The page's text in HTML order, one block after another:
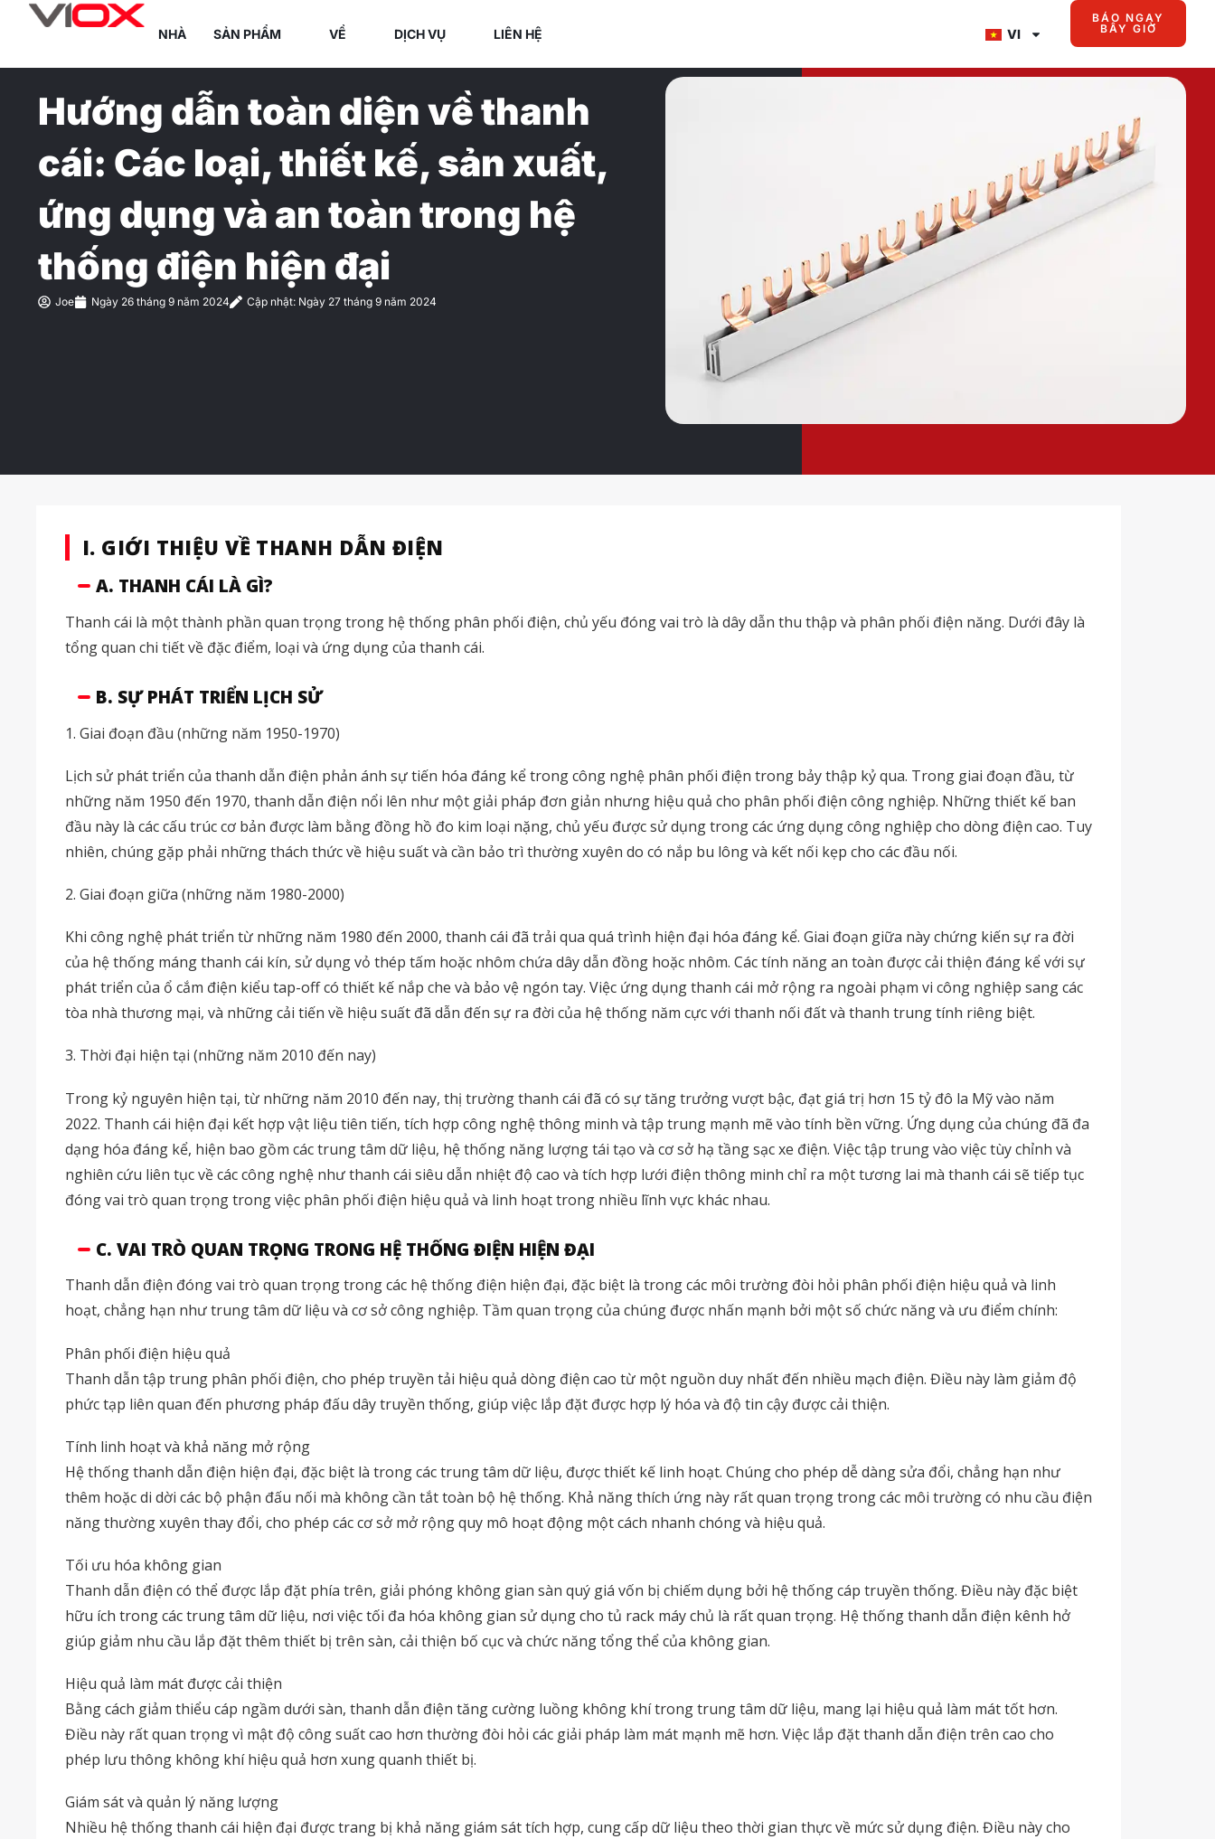
Chuyển
nội
NHÀ SẢN PHẨM VỀ DỊCH VỤ LIÊN HỆ VI
BÁO NGAY
BÂY GIỜ
Hướng dẫn toàn diện về thanh
cái: Các loại, thiết kế, sản xuất,
ứng dụng và an toàn trong hệ
thống điện hiện đại
Joe Ngày 26 tháng 9 năm 2024 Cập nhật: Ngày 27 tháng 9 năm 2024
I. GIỚI THIỆU VỀ THANH DẪN ĐIỆN
A. THANH CÁI LÀ GÌ?
Thanh cái là một thành phần quan trọng trong hệ thống phân phối điện, chủ yếu đóng vai trò là dây dẫn thu thập và phân phối điện năng. Dưới đây là
tổng quan chi tiết về đặc điểm, loại và ứng dụng của thanh cái.
B. SỰ PHÁT TRIỂN LỊCH SỬ
1. Giai đoạn đầu (những năm 1950-1970)
Lịch sử phát triển của thanh dẫn điện phản ánh sự tiến hóa đáng kể trong công nghệ phân phối điện trong bảy thập kỷ qua. Trong giai đoạn đầu, từ
những năm 1950 đến 1970, thanh dẫn điện nổi lên như một giải pháp đơn giản nhưng hiệu quả cho phân phối điện công nghiệp. Những thiết kế ban
đầu này là các cấu trúc cơ bản được làm bằng đồng hồ đo kim loại nặng, chủ yếu được sử dụng trong các ứng dụng công nghiệp cho dòng điện cao. Tuy
nhiên, chúng gặp phải những thách thức về hiệu suất và cần bảo trì thường xuyên do có nắp bu lông và kết nối kẹp cho các đầu nối.
2. Giai đoạn giữa (những năm 1980-2000)
Khi công nghệ phát triển từ những năm 1980 đến 2000, thanh cái đã trải qua quá trình hiện đại hóa đáng kể. Giai đoạn giữa này chứng kiến sự ra đời
của hệ thống máng thanh cái kín, sử dụng vỏ thép tấm hoặc nhôm chứa dây dẫn đồng hoặc nhôm. Các tính năng an toàn được cải thiện đáng kể với sự
phát triển của ổ cắm điện kiểu tap-off có thiết kế nắp che và bảo vệ ngón tay. Việc ứng dụng thanh cái mở rộng ra ngoài phạm vi công nghiệp sang các
tòa nhà thương mại, và những cải tiến về hiệu suất đã dẫn đến sự ra đời của hệ thống năm cực với thanh nối đất và thanh trung tính riêng biệt.
3. Thời đại hiện tại (những năm 2010 đến nay)
Trong kỷ nguyên hiện tại, từ những năm 2010 đến nay, thị trường thanh cái đã có sự tăng trưởng vượt bậc, đạt giá trị hơn 15 tỷ đô la Mỹ vào năm
2022. Thanh cái hiện đại kết hợp vật liệu tiên tiến, tích hợp công nghệ thông minh và tập trung mạnh mẽ vào tính bền vững. Ứng dụng của chúng đã đa
dạng hóa đáng kể, hiện bao gồm các trung tâm dữ liệu, hệ thống năng lượng tái tạo và cơ sở hạ tầng sạc xe điện. Việc tập trung vào việc tùy chỉnh và
nghiên cứu liên tục về các công nghệ như thanh cái siêu dẫn nhiệt độ cao và tích hợp lưới điện thông minh chỉ ra một tương lai mà thanh cái sẽ tiếp tục
đóng vai trò quan trọng trong việc phân phối điện hiệu quả và linh hoạt trong nhiều lĩnh vực khác nhau.
C. VAI TRÒ QUAN TRỌNG TRONG HỆ THỐNG ĐIỆN HIỆN ĐẠI
Thanh dẫn điện đóng vai trò quan trọng trong các hệ thống điện hiện đại, đặc biệt là trong các môi trường đòi hỏi phân phối điện hiệu quả và linh
hoạt, chẳng hạn như trung tâm dữ liệu và cơ sở công nghiệp. Tầm quan trọng của chúng được nhấn mạnh bởi một số chức năng và ưu điểm chính:
Phân phối điện hiệu quả
Thanh dẫn tập trung phân phối điện, cho phép truyền tải hiệu quả dòng điện cao từ một nguồn duy nhất đến nhiều mạch điện. Điều này làm giảm độ
phức tạp liên quan đến phương pháp đấu dây truyền thống, giúp việc lắp đặt được hợp lý hóa và độ tin cậy được cải thiện.
Tính linh hoạt và khả năng mở rộng
Hệ thống thanh dẫn điện hiện đại, đặc biệt là trong các trung tâm dữ liệu, được thiết kế linh hoạt. Chúng cho phép dễ dàng sửa đổi, chẳng hạn như
thêm hoặc di dời các bộ phận đấu nối mà không cần tắt toàn bộ hệ thống. Khả năng thích ứng này rất quan trọng trong các môi trường có nhu cầu điện
năng thường xuyên thay đổi, cho phép các cơ sở mở rộng quy mô hoạt động một cách nhanh chóng và hiệu quả.
Tối ưu hóa không gian
Thanh dẫn điện có thể được lắp đặt phía trên, giải phóng không gian sàn quý giá vốn bị chiếm dụng bởi hệ thống cáp truyền thống. Điều này đặc biệt
hữu ích trong các trung tâm dữ liệu, nơi việc tối đa hóa không gian sử dụng cho tủ rack máy chủ là rất quan trọng. Hệ thống thanh dẫn điện kênh hở
giúp giảm nhu cầu lắp đặt thêm thiết bị trên sàn, cải thiện bố cục và chức năng tổng thể của không gian.
Hiệu quả làm mát được cải thiện
Bằng cách giảm thiểu cáp ngầm dưới sàn, thanh dẫn điện tăng cường luồng không khí trong trung tâm dữ liệu, mang lại hiệu quả làm mát tốt hơn.
Điều này rất quan trọng vì mật độ công suất cao hơn thường đòi hỏi các giải pháp làm mát mạnh mẽ hơn. Việc lắp đặt thanh dẫn điện trên cao cho
phép lưu thông không khí hiệu quả hơn xung quanh thiết bị.
Giám sát và quản lý năng lượng
Nhiều hệ thống thanh cái hiện đại được trang bị khả năng giám sát tích hợp, cung cấp dữ liệu theo thời gian thực về mức sử dụng điện. Điều này cho